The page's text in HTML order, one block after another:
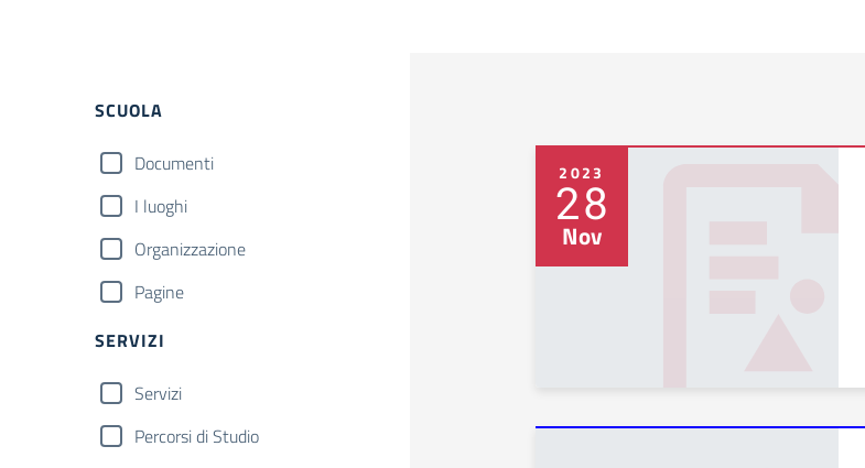
Filtri
SCUOLA
Documenti
I luoghi
Organizzazione
Pagine
SERVIZI
Servizi
Percorsi di Studio
2023
28
Nov